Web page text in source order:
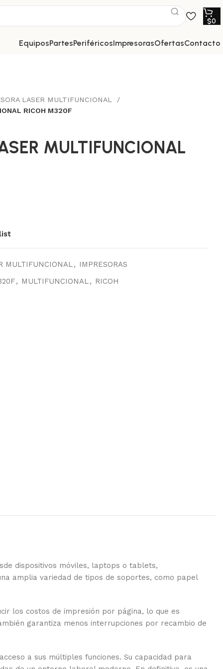
$0
equipos partes periféricos impresoras ofertas contacto
LASER MULTIFUNCIONAL
RICOH M320F
MULTIFUNCIONAL
MULTIFUNCIONAL, IMPRESORAS
, MULTIFUNCIONAL, RICOH
dispositivos móviles, laptops o tablets,
amplia variedad de tipos de soportes, como papel
los costos de impresión por página, lo que es
garantiza menos interrupciones por recambio de
a sus múltiples funciones. Su capacidad para